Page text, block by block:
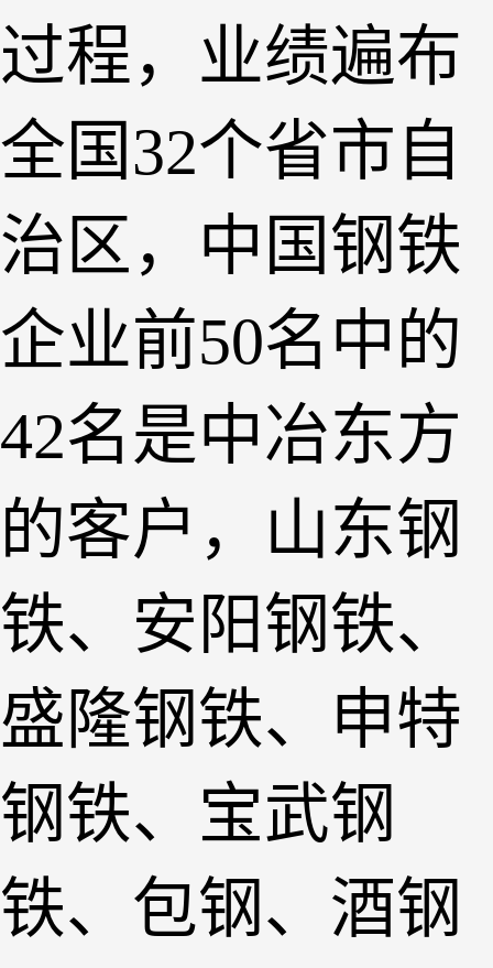
过程，业绩遍布
全国32个省市自
治区，中国钢铁
企业前50名中的
42名是中冶东方
的客户，山东钢
铁、安阳钢铁、
盛隆钢铁、申特
钢铁、宝武钢
铁、包钢、酒钢